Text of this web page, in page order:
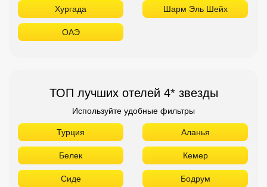
Хургада Шарм Эль Шейх
ОАЭ
ТОП лучших отелей 4* звезды
Используйте удобные фильтры
Турция Аланья
Белек Кемер
Сиде Бодрум